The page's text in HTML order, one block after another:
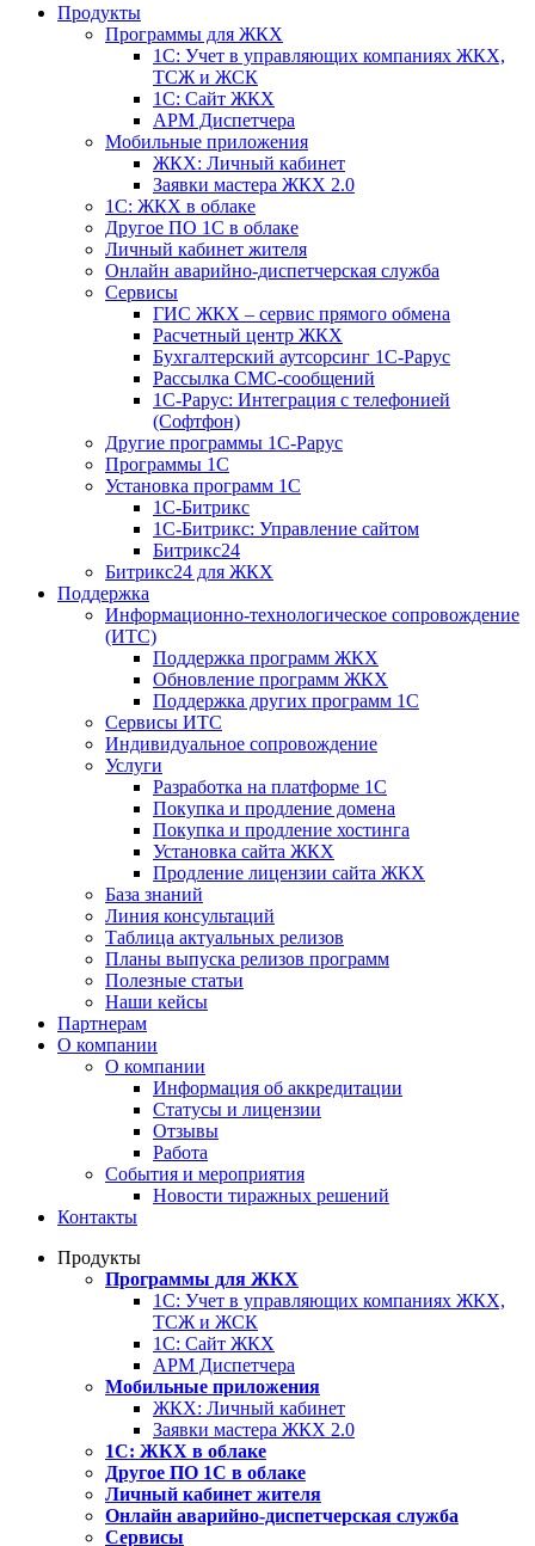
Продукты
Программы для ЖКХ
1С: Учет в управляющих компаниях ЖКХ,
ТСЖ и ЖСК
1С: Сайт ЖКХ
АРМ Диспетчера
Мобильные приложения
ЖКХ: Личный кабинет
Заявки мастера ЖКХ 2.0
1С: ЖКХ в облаке
Другое ПО 1С в облаке
Личный кабинет жителя
Онлайн аварийно-диспетчерская служба
Сервисы
ГИС ЖКХ – сервис прямого обмена
Расчетный центр ЖКХ
Бухгалтерский аутсорсинг 1С-Рарус
Рассылка СМС-сообщений
1С-Рарус: Интеграция с телефонией
(Софтфон)
Другие программы 1С-Рарус
Программы 1С
Установка программ 1С
1С-Битрикс
1С-Битрикс: Управление сайтом
Битрикс24
Битрикс24 для ЖКХ
Поддержка
Информационно-технологическое сопровождение
(ИТС)
Поддержка программ ЖКХ
Обновление программ ЖКХ
Поддержка других программ 1С
Сервисы ИТС
Индивидуальное сопровождение
Услуги
Разработка на платформе 1С
Покупка и продление домена
Покупка и продление хостинга
Установка сайта ЖКХ
Продление лицензии сайта ЖКХ
База знаний
Линия консультаций
Таблица актуальных релизов
Планы выпуска релизов программ
Полезные статьи
Наши кейсы
Партнерам
О компании
О компании
Информация об аккредитации
Статусы и лицензии
Отзывы
Работа
События и мероприятия
Новости тиражных решений
Контакты
Продукты
Программы для ЖКХ
1С: Учет в управляющих компаниях ЖКХ,
ТСЖ и ЖСК
1С: Сайт ЖКХ
АРМ Диспетчера
Мобильные приложения
ЖКХ: Личный кабинет
Заявки мастера ЖКХ 2.0
1С: ЖКХ в облаке
Другое ПО 1С в облаке
Личный кабинет жителя
Онлайн аварийно-диспетчерская служба
Сервисы